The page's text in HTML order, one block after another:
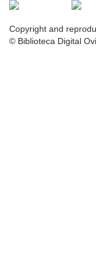
Copyright and
© Biblioteca Digital